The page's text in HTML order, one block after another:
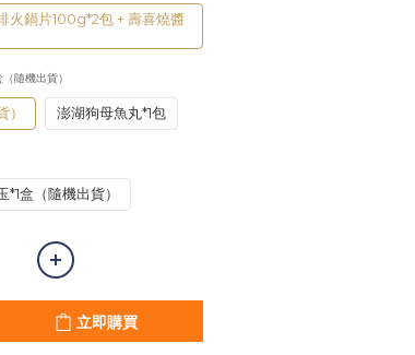
火鍋片100g*2包 + 壽喜燒醬
隨機出貨）
澎湖狗母魚丸*1包
*1盒（隨機出貨）
立即購買